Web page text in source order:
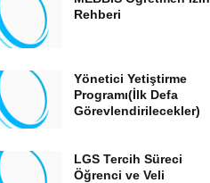
Rehberi
Yönetici Yetiştirme
Programı(İlk Defa
Görevlendirilecekler)
LGS Tercih Süreci
Öğrenci ve Veli